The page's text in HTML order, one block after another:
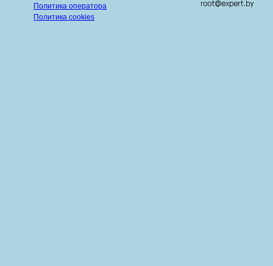
Политика оператора
Политика cookies